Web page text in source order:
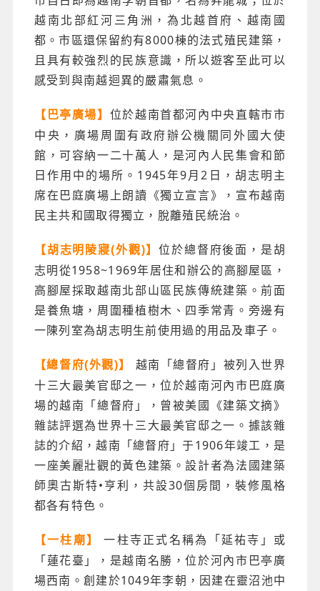
越南北部紅河三角洲，為北越首府、越南國
都。市區還保留約有8000棟的法式殖民建築，
且具有較強烈的民族意識，所以遊客至此可以
感受到與南越迴異的嚴肅氣息。
【巴亭廣場】 位於越南首都河內中央直轄市市
中央，廣場周圍有政府辦公機關同外國大使
館，可容納一二十萬人，是河內人民集會和節
日作用中的場所。1945年9月2日，胡志明主
席在巴庭廣場上朗讀《獨立宣言》，宣布越南
民主共和國取得獨立，脫離殖民統治。
【胡志明陵寢(外觀)】位於總督府後面，是胡
志明從1958~1969年居住和辦公的高腳屋區，
高腳屋採取越南北部山區民族傳統建築。前面
是養魚塘，周圍種植樹木、四季常青。旁邊有
一陳列室為胡志明生前使用過的用品及車子。
【總督府(外觀)】
越南「總督府」被列入世界
十三大最美官邸之一，位於越南河內市巴庭廣
場的越南「總督府」，曾被美國《建築文摘》
雜誌評選為世界十三大最美官邸之一。據該雜
誌的介紹，越南「總督府」于1906年竣工，是
一座美麗壯觀的黃色建築。設計者為法國建築
師奧古斯特•亨利，共設30個房間，裝修風格
都各有特色。
【一柱廟】
一柱寺正式名稱為「延祐寺」或
「蓮花臺」，是越南名勝，位於河內市巴亭廣
場西南。創建於1049年李朝，因建在靈沼池中